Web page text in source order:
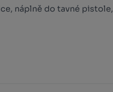
náplně do tavné pistole,